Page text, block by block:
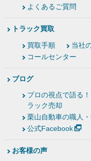
よくあるご質問
トラック買取
買取手順 当社
コールセンター
ブログ
プロの視点で語る
ラック売却
栗山自動車の職人
公式Facebook
お客様の声